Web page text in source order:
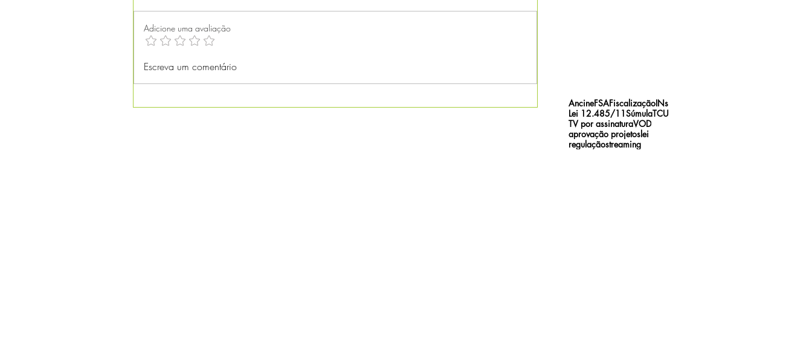
Adicione uma avaliação
Escreva um comentário
AncineFSAFiscalizaçãoINs
Lei 12.485/11SúmulaTCU
TV por assinaturaVOD
aprovação projetoslei
regulaçãostreaming